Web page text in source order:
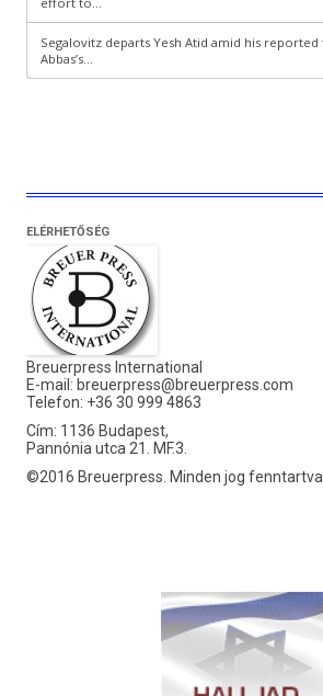
ELÉRHETŐSÉG
Breuerpress International
E-mail: breuerpress@breuerpress.com
Telefon: +36 30 999 4863
Cím: 1136 Budapest,
Pannónia utca 21. MF.3.
©2016 Breuerpress. Minden jog fenntartva.